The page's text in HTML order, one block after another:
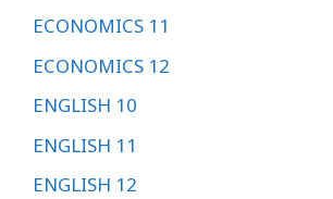
ECONOMICS 11
ECONOMICS 12
ENGLISH 10
ENGLISH 11
ENGLISH 12